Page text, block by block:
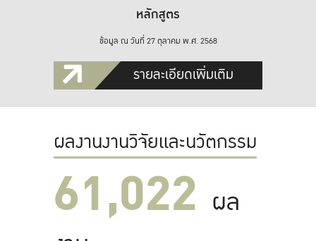
หลักสูตร
ข้อมูล ณ วันที่ 27 ตุลาคม พ.ศ. 2568
รายละเอียดเพิ่มเติม
ผลงานงานวิจัยและนวัตกรรม
61,022 ผล